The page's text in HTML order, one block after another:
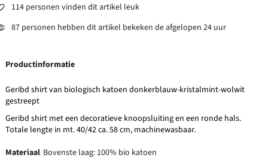
114 personen vinden dit artikel leuk
87 personen hebben dit artikel bekeken de afgelopen 24 uur
Productinformatie
Geribd shirt van biologisch katoen donkerblauw-kristalmint-wolwit
gestreept
Geribd shirt met een decoratieve knoopsluiting en een ronde hals.
Totale lengte in mt. 40/42 ca. 58 cm, machinewasbaar.
Materiaal Bovenste laag: 100% bio katoen